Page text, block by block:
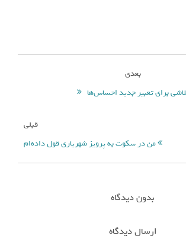
بعدی
برای تعبیر جدید احساس‌ها
قبلی
من در سکوت به پرویز شهریاری قول داده‌ام
بدون دیدگاه
ارسال دیدگاه